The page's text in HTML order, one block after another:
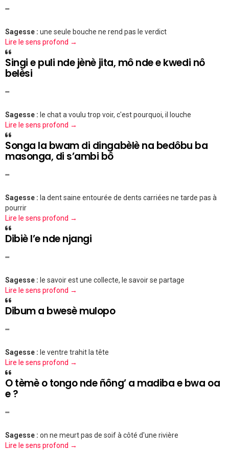
""
Sagesse : une seule bouche ne rend pas le verdict
Lire le sens profond →
Singi e puli nde jènè jita, mô nde e kwedi nô
belèsi
""
Sagesse : le chat a voulu trop voir, c'est pourquoi, il louche
Lire le sens profond →
Songa la bwam di dingabèlè na bedôbu ba
masonga, di s’ambi bô
""
Sagesse : la dent saine entourée de dents carriées ne tarde pas à
pourrir
Lire le sens profond →
Dibiè l’e nde njangi
""
Sagesse : le savoir est une collecte, le savoir se partage
Lire le sens profond →
Dibum a bwesè mulopo
""
Sagesse : le ventre trahit la tête
Lire le sens profond →
O tèmè o tongo nde ñông’ a madiba e bwa oa
e ?
""
Sagesse : on ne meurt pas de soif à côté d'une rivière
Lire le sens profond →